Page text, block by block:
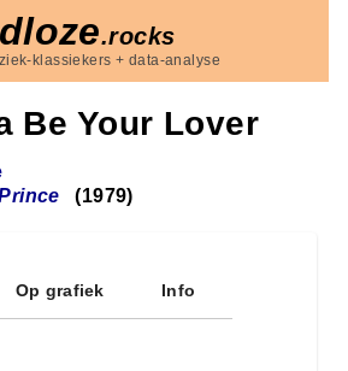
.rocks
klassiekers + data-analyse
Be Your Lover
(1979)
Op grafiek Info